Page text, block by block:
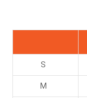
S
M